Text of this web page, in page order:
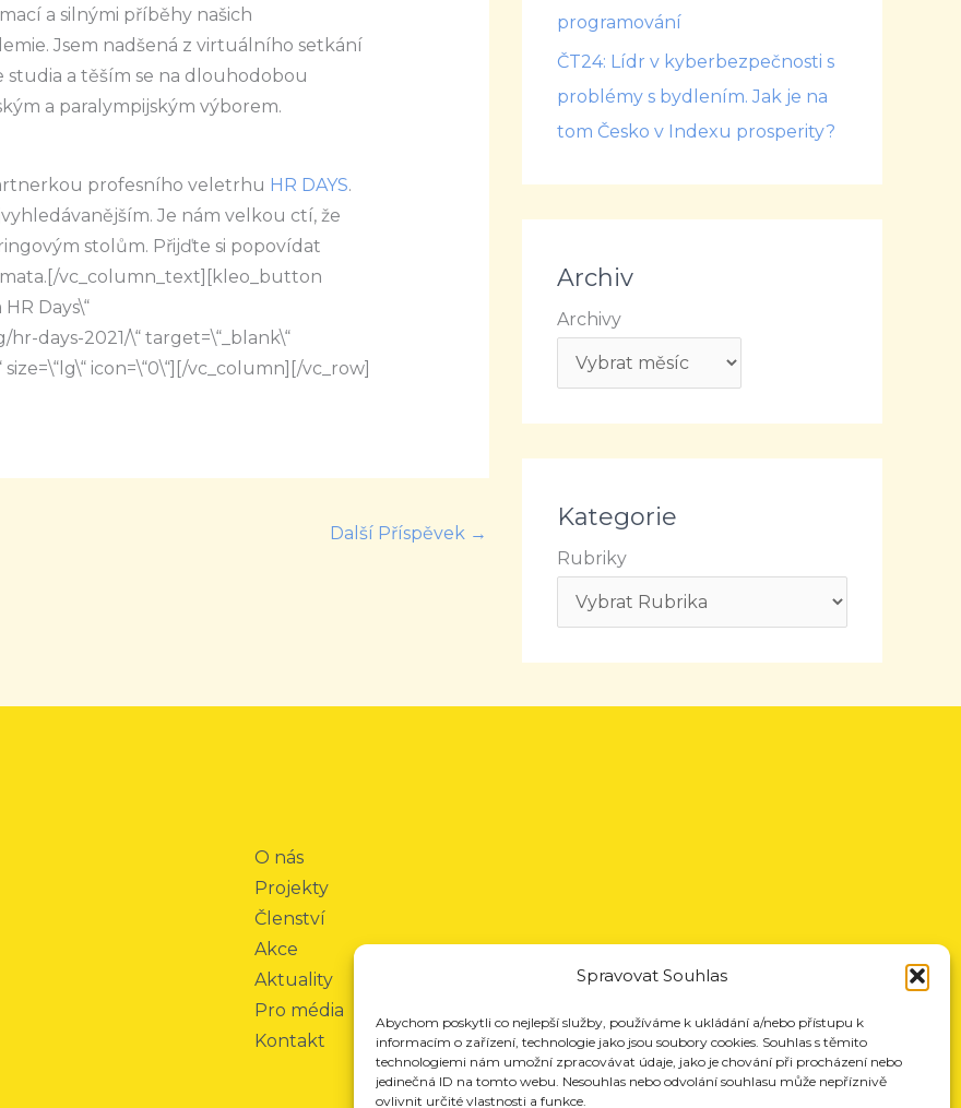
Spravovat Souhlas
Abychom poskytli co nejlepší služby, používáme k ukládání a/nebo přístupu k
informacím o zařízení, technologie jako jsou soubory cookies. Souhlas s těmito
technologiemi nám umožní zpracovávat údaje, jako je chování při procházení nebo
jedinečná ID na tomto webu. Nesouhlas nebo odvolání souhlasu může nepříznivě
ovlivnit určité vlastnosti a funkce.
a silnými příběhy našich
Jsem nadšená z virtuálního setkání
studia a těším se na dlouhodobou
a paralympijským výborem.
profesního veletrhu HR DAYS.
Je nám velkou ctí, že
stolům. Přijďte si popovídat
vc_column_text][kleo_button
Days\“
days-2021/\“ target=\“_blank\“
icon=\“0\“][/vc_column][/vc_row]
Další Příspěvek →
programování
ČT24: Lídr v kyberbezpečnosti s
problémy s bydlením. Jak je na
tom Česko v Indexu prosperity?
Archiv
Archivy
Kategorie
Rubriky
O nás
Projekty
Členství
Akce
Aktuality
Pro média
Kontakt